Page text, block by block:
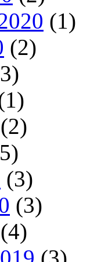
(1)
(2)
(2)
(3)
(3)
(4)